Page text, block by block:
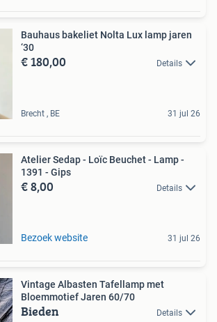
Bauhaus bakeliet Nolta Lux lamp jaren
‘30
€ 180,00 Details
Brecht , BE 31 jul 26
Atelier Sedap - Loïc Beuchet - Lamp -
1391 - Gips
€ 8,00 Details
Bezoek website 31 jul 26
Vintage Albasten Tafellamp met
Bloemmotief Jaren 60/70
Bieden Details